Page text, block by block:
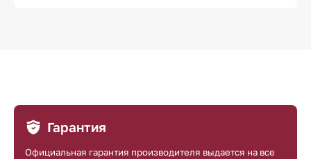
Гарантия
Официальная гарантия производителя выдается на все